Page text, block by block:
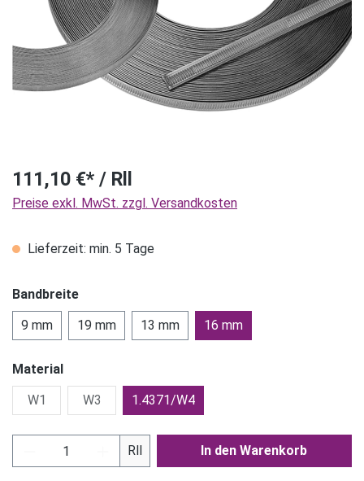
111,10 €* / Rll
Preise exkl. MwSt. zzgl. Versandkosten
Lieferzeit: min. 5 Tage
Bandbreite
9 mm
19 mm 13 mm 16 mm
Material
W1
W3 1.4371/W4
Produkt Anzahl: Gib den gewünschten Wert
Rll In den Warenkorb